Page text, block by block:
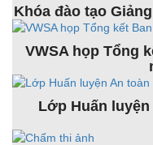
Khóa đào tạo
VWSA họp Tổng
Lớp Huấn